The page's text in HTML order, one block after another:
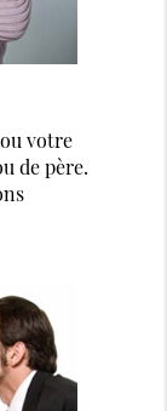
votre
de père.